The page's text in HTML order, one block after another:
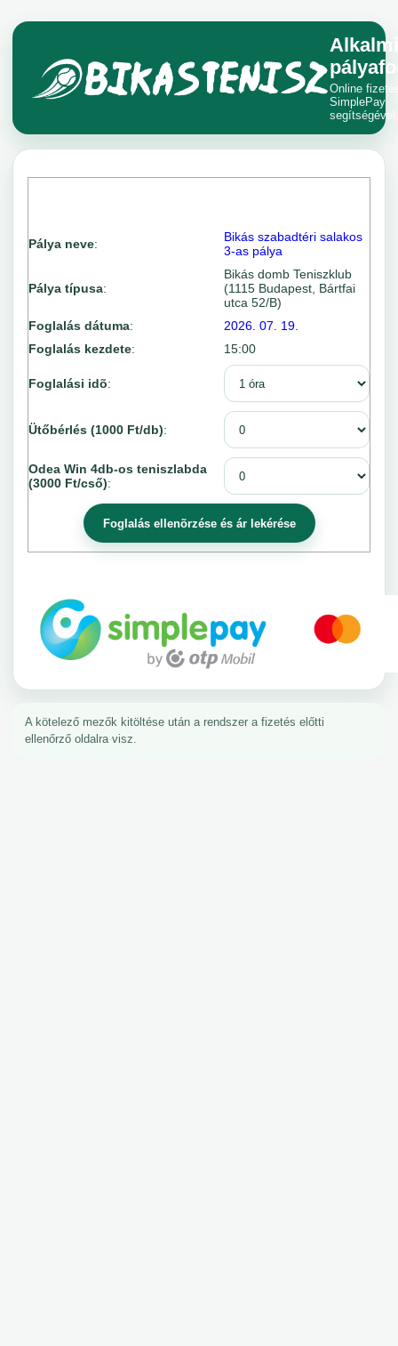
Alkalmi
Online
SimplePay
segítségével.
Pálya neve:
Bikás szabadtéri salakos
3-as pálya
Pálya típusa:
Bikás domb Teniszklub
(1115 Budapest, Bártfai
utca 52/B)
Foglalás dátuma:
2026. 07. 19.
Foglalás kezdete: 15:00
Foglalási idõ:
Ütőbérlés (1000 Ft/db):
Odea Win 4db-os teniszlabda
(3000 Ft/cső):
A kötelező mezők kitöltése után a rendszer a fizetés előtti
ellenőrző oldalra visz.